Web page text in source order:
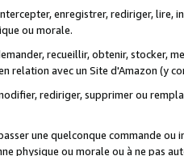
enregistrer, rediriger,
ou morale.
recueillir, obtenir, stocker,
relation avec un Site d'Amazon (y
rediriger, supprimer ou
une quelconque commande
physique ou morale ou à ne pas